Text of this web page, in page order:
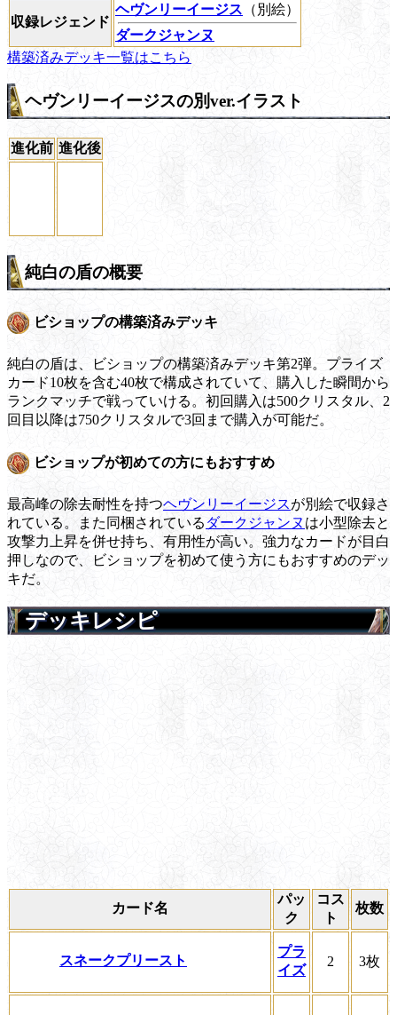
収録レジェンド
ヘヴンリーイージス （別絵）
ダークジャンヌ
構築済みデッキ一覧はこちら
ヘヴンリーイージスの別ver.イラスト
進化前 進化後
純白の盾の概要
ビショップの構築済みデッキ
純白の盾は、ビショップの構築済みデッキ第2弾。プライズ
カード10枚を含む40枚で構成されていて、購入した瞬間から
ランクマッチで戦っていける。初回購入は500クリスタル、2
回目以降は750クリスタルで3回まで購入が可能だ。
ビショップが初めての方にもおすすめ
最高峰の除去耐性を持つヘヴンリーイージスが別絵で収録さ
れている。また同梱されている ダークジャンヌ は小型除去と
攻撃力上昇を併せ持ち、有用性が高い。強力なカードが目白
押しなので、ビショップを初めて使う方にもおすすめのデッ
キだ。
デッキレシピ
カード名
パッ
ク
コス
ト
枚数
スネークプリースト
プラ
イズ
2 3枚